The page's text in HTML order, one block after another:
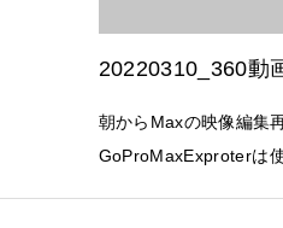
20220310_360動
朝からMaxの映像編集
GoProMaxExproterは